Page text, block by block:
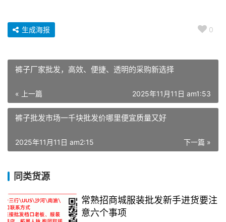
0
生成海报
裤子厂家批发，高效、便捷、透明的采购新选择
« 上一篇 2025年11月11日 am1:53
裤子批发市场一千块批发价哪里便宜质量又好
下一篇 »
2025年11月11日 am2:15
同类货源
常熟招商城服装批发新手进货要注
意六个事项